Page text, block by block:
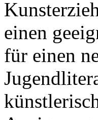
einen
für einen